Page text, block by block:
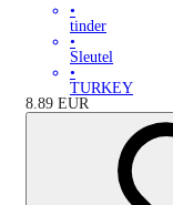
•
tinder
•
Sleutel
•
TURKEY
8.89 EUR